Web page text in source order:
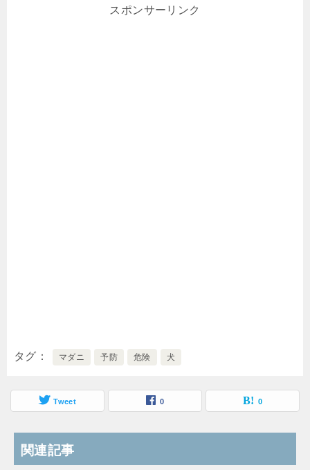
スポンサーリンク
タグ マダニ 予防 危険 犬
Tweet 0 0
関連記事